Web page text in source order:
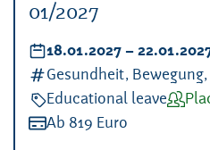
01/2027
Datum:
18.01.2027 – bis
Kategorien:
Gesundheit,
Veranstaltungsart:
Educational leave
Kosten:
Ab 819 Euro